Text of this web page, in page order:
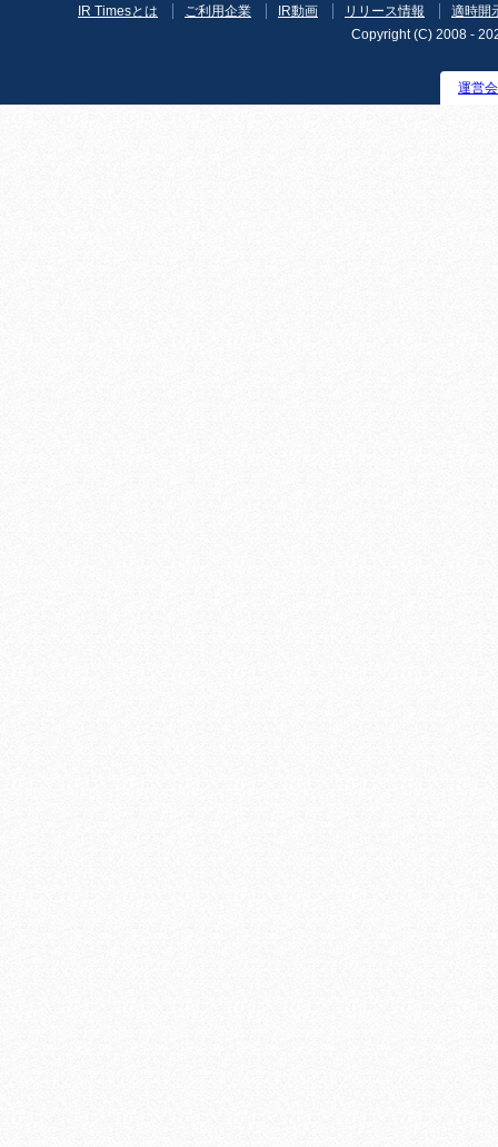
IR Timesとは ご利用企業 IR動画 リリース情報
適時開
Copyright (C) 2008 -
運営